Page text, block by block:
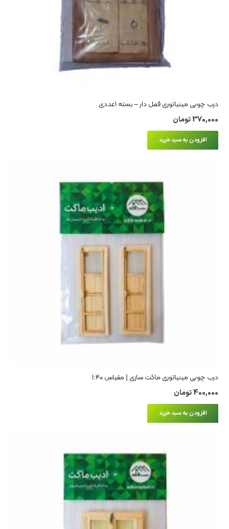
درب چوبی مینیاتوری قفل دار – بسته 1عددی
370,000تومان
افزودن به سبد خرید
درب چوبی مینیاتوری ماکت سازی | مقیاس ۱:۴۰
400,000تومان
افزودن به سبد خرید